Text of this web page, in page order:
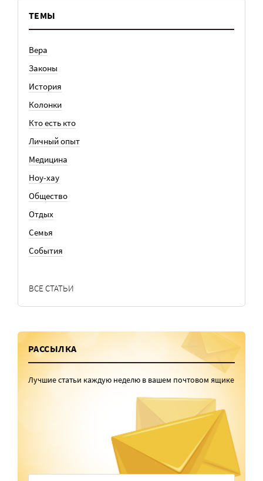
ТЕМЫ
Вера
Законы
История
Колонки
Кто есть кто
Личный опыт
Медицина
Ноу-хау
Общество
Отдых
Семья
События
ВСЕ СТАТЬИ
РАССЫЛКА
Лучшие статьи каждую неделю в вашем почтовом ящике